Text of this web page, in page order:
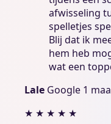
afwisseling
spelletjes
Blij dat ik
hem heb
wat een
Lale Google 1
★ ★ ★ ★ ★